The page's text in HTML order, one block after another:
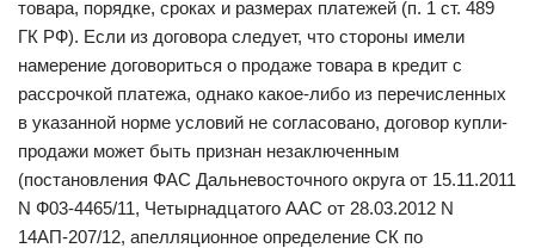
товара, порядке, сроках и размерах платежей (п. 1 ст. 489
ГК РФ). Если из договора следует, что стороны имели
намерение договориться о продаже товара в кредит с
рассрочкой платежа, однако какое-либо из перечисленных
в указанной норме условий не согласовано, договор купли-
продажи может быть признан незаключенным
(постановления ФАС Дальневосточного округа от 15.11.2011
N Ф03-4465/11, Четырнадцатого ААС от 28.03.2012 N
14АП-207/12, апелляционное определение СК по